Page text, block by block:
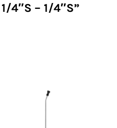
4″S – 1/4″S”